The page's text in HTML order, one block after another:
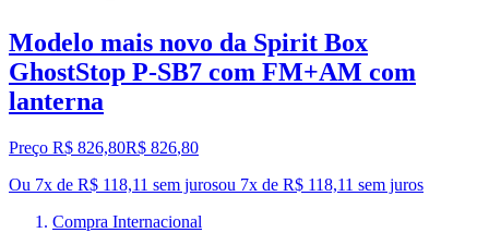
Modelo mais novo da Spirit Box
GhostStop P-SB7 com FM+AM com
lanterna
Preço R$ 826,80R$ 826,80
Ou 7x de R$ 118,11 sem jurosou 7x de R$ 118,11 sem juros
Compra Internacional